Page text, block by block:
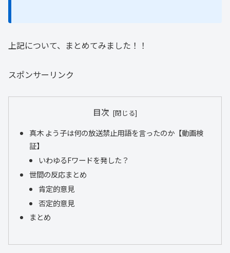
上記について、まとめてみました！！
スポンサーリンク
目次
真木 よう子は何の放送禁止用語を言ったのか【動画検
証】
いわゆるFワードを発した？
世間の反応まとめ
肯定的意見
否定的意見
まとめ